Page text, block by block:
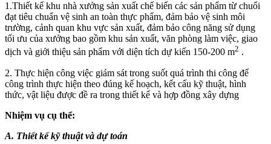
1.Thiết kế khu nhà xưởng sản xuất chế biến các sản phẩm từ chuối
đạt tiêu chuẩn vệ sinh an toàn thực phẩm, đảm bảo vệ sinh môi
trường, cảnh quan khu vực sản xuất, đảm bảo công năng sử dụng
tối ưu của xưởng bao gồm khu sản xuất, văn phòng làm việc, giao
dịch và giới thiệu sản phẩm với diện tích dự kiến 150-200 m2 .
2. Thực hiện công việc giám sát trong suốt quá trình thi công để
công trình thực hiện theo đúng kế hoạch, kết cấu kỹ thuật, hình
thức, vật liệu được đề ra trong thiết kế và hợp đồng xây dựng
Nhiệm vụ cụ thể:
A. Thiết kế kỹ thuật và dự toán